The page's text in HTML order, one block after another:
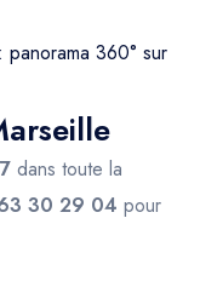
: panorama 360° sur
dans toute la
30 29 04 pour